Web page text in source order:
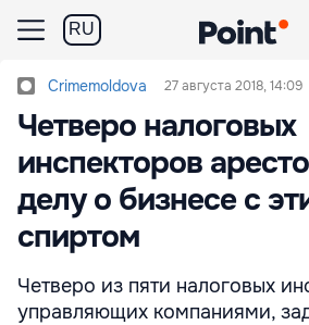
RU
Crimemoldova 27 августа 2018, 14:09
Четверо налоговых
инспекторов
делу о бизнесе с
спиртом
Четверо из пяти налоговых
управляющих компаниями,